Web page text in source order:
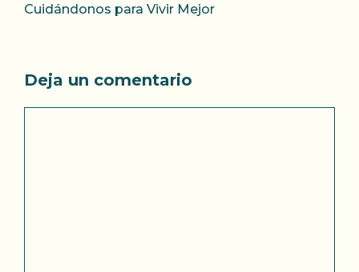
Cuidándonos para Vivir Mejor
Deja un comentario